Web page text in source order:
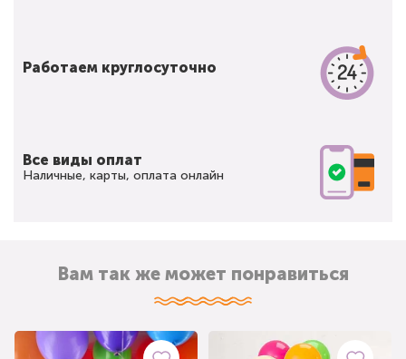
Работаем круглосуточно
Все виды оплат
Наличные, карты, оплата онлайн
Вам так же может понравиться